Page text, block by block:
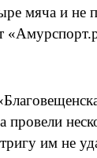
мяча и не
провели
им не